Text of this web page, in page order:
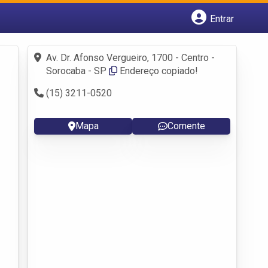
Entrar
Fazer login
Criar conta
Av. Dr. Afonso Vergueiro, 1700 - Centro -
Sorocaba - SP
Endereço copiado!
(15) 3211-0520
Mapa Comente